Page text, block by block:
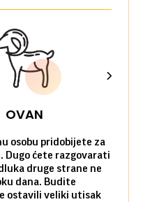
OVAN
osobu pridobijete za
Dugo ćete razgovarati
druge strane ne
dana. Budite
ostavili veliki utisak